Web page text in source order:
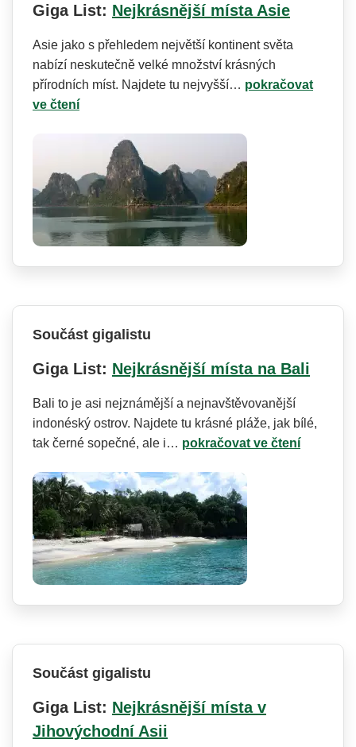
Giga List: Nejkrásnější místa Asie
Asie jako s přehledem největší kontinent světa
nabízí neskutečně velké množství krásných
přírodních míst. Najdete tu nejvyšší… pokračovat
ve čtení
Součást gigalistu
Giga List: Nejkrásnější místa na Bali
Bali to je asi nejznámější a nejnavštěvovanější
indonéský ostrov. Najdete tu krásné pláže, jak bílé,
tak černé sopečné, ale i… pokračovat ve čtení
Součást gigalistu
Giga List: Nejkrásnější místa v
Jihovýchodní Asii